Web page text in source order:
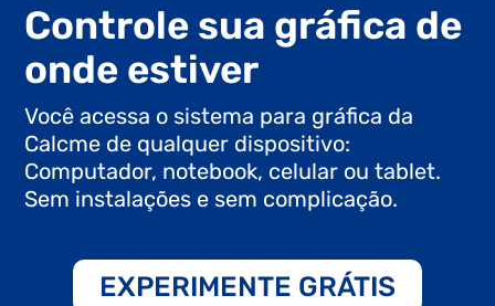
Controle sua gráfica de
onde estiver
Você acessa o sistema para gráfica da
Calcme de qualquer dispositivo:
Computador, notebook, celular ou tablet.
Sem instalações e sem complicação.
EXPERIMENTE GRÁTIS